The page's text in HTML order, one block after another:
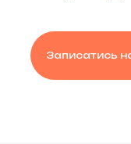
Записатись